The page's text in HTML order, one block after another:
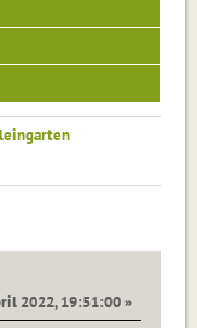
2022, 19:51:00 »